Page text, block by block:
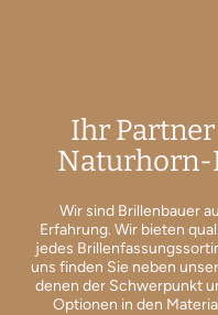
Ihr
Naturhorn-
Wir sind Brillenbauer
Erfahrung. Wir bieten
jedes
uns finden Sie neben
denen der Schwerpunkt
Optionen in den